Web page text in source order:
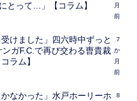
とって…」【コラム】
月
前
けました」四六時中ずっと
ガF.C.で再び交わる曺貴裁
ラム】
7
か
月
前
かなかった」水戸ホーリーホ
8